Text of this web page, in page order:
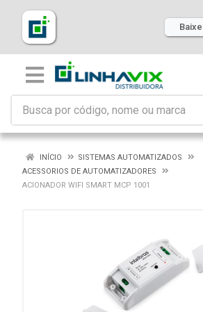
INÍCIO
SISTEMAS AUTOMATIZADOS
ACESSORIOS DE AUTOMATIZADORES
ACIONADOR WIFI SMART MCP 1001